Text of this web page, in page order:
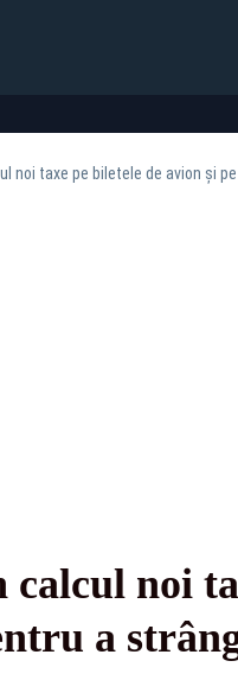
noi taxe pe biletele de avion și
noi
a